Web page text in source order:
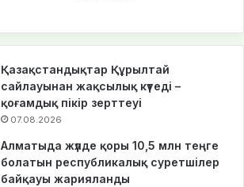
Қазақстандықтар Құрылтай
сайлауынан жақсылық күтеді –
қоғамдық пікір зерттеуі
07.08.2026
Алматыда жүлде қоры 10,5 млн теңге
болатын республикалық суретшілер
байқауы жарияланды